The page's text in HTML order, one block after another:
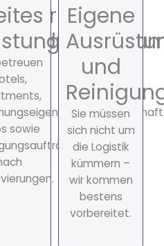
sowie
Eigene
und
Sie müssen
sich nicht um
die Logistik
kümmern –
wir kommen
bestens
vorbereitet.